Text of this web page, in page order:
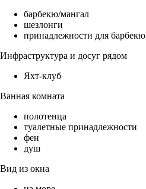
барбекю/мангал
шезлонги
принадлежности для барбекю
Инфраструктура и досуг рядом
Яхт-клуб
Ванная комната
полотенца
туалетные принадлежности
фен
душ
Вид из окна